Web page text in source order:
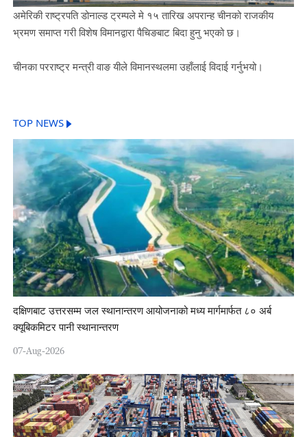
अमेरिकी राष्ट्रपति डोनाल्ड ट्रम्पले मे १५ तारिख अपरान्ह चीनको राजकीय
भ्रमण समाप्त गरी विशेष विमानद्वारा पैचिङबाट बिदा हुनु भएको छ।
चीनका परराष्ट्र मन्त्री वाङ यीले विमानस्थलमा उहाँलाई विदाई गर्नुभयो।
TOP NEWS
दक्षिणबाट उत्तरसम्म जल स्थानान्तरण आयोजनाको मध्य मार्गमार्फत ८० अर्ब
क्यूबिकमिटर पानी स्थानान्तरण
07-Aug-2026